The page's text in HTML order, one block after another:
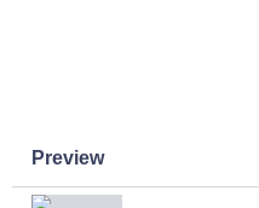
Preview